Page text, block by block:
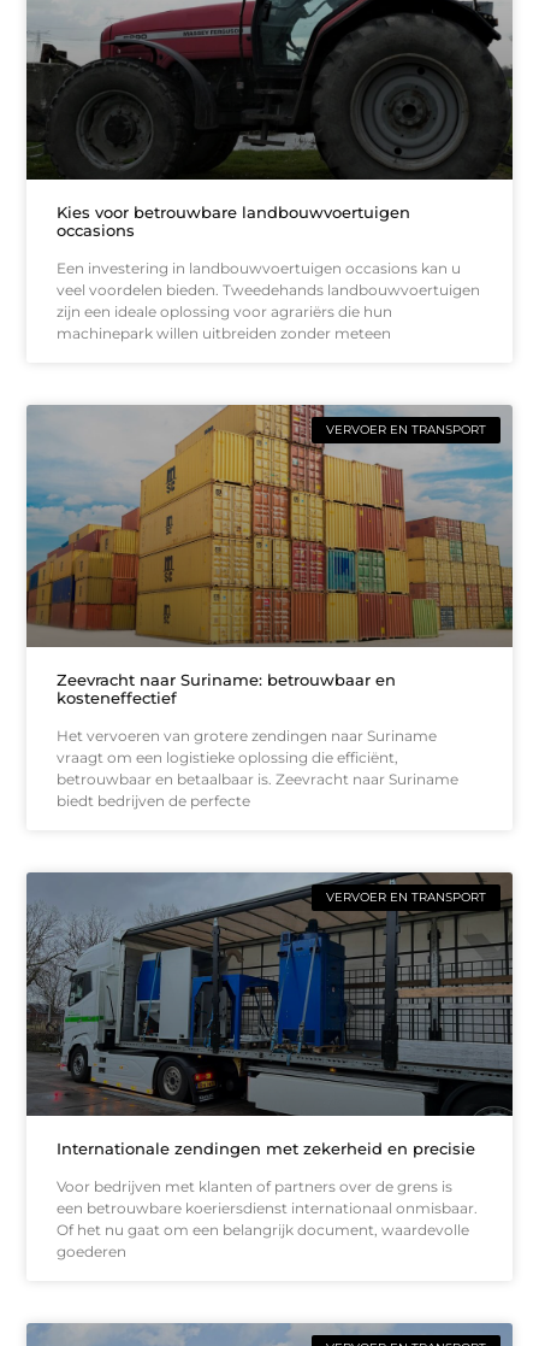
Kies voor betrouwbare landbouwvoertuigen
occasions
Een investering in landbouwvoertuigen occasions kan u
veel voordelen bieden. Tweedehands landbouwvoertuigen
zijn een ideale oplossing voor agrariërs die hun
machinepark willen uitbreiden zonder meteen
VERVOER EN TRANSPORT
Zeevracht naar Suriname: betrouwbaar en
kosteneffectief
Het vervoeren van grotere zendingen naar Suriname
vraagt om een logistieke oplossing die efficiënt,
betrouwbaar en betaalbaar is. Zeevracht naar Suriname
biedt bedrijven de perfecte
VERVOER EN TRANSPORT
Internationale zendingen met zekerheid en precisie
Voor bedrijven met klanten of partners over de grens is
een betrouwbare koeriersdienst internationaal onmisbaar.
Of het nu gaat om een belangrijk document, waardevolle
goederen